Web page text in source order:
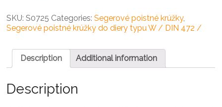
poistný
krúžok
quantity
SKU:S0725 Categories:Segerové poistné krúžky,
Segerové poistné krúžky do diery typu W / DIN 472 /
Description Additional information
Description